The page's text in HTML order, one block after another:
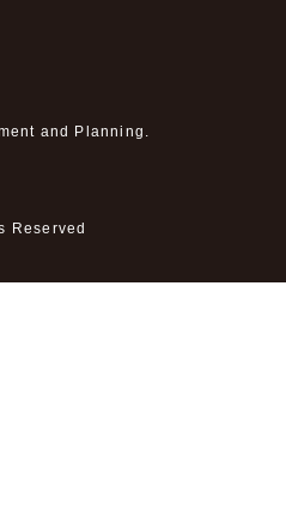
and Planning.
Reserved